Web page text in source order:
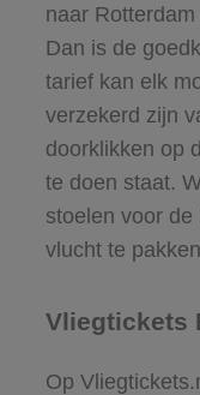
naar
Dan is de
tarief kan elk
verzekerd zijn
doorklikken op
te doen staat.
stoelen voor
vlucht te
Vliegtickets
Op